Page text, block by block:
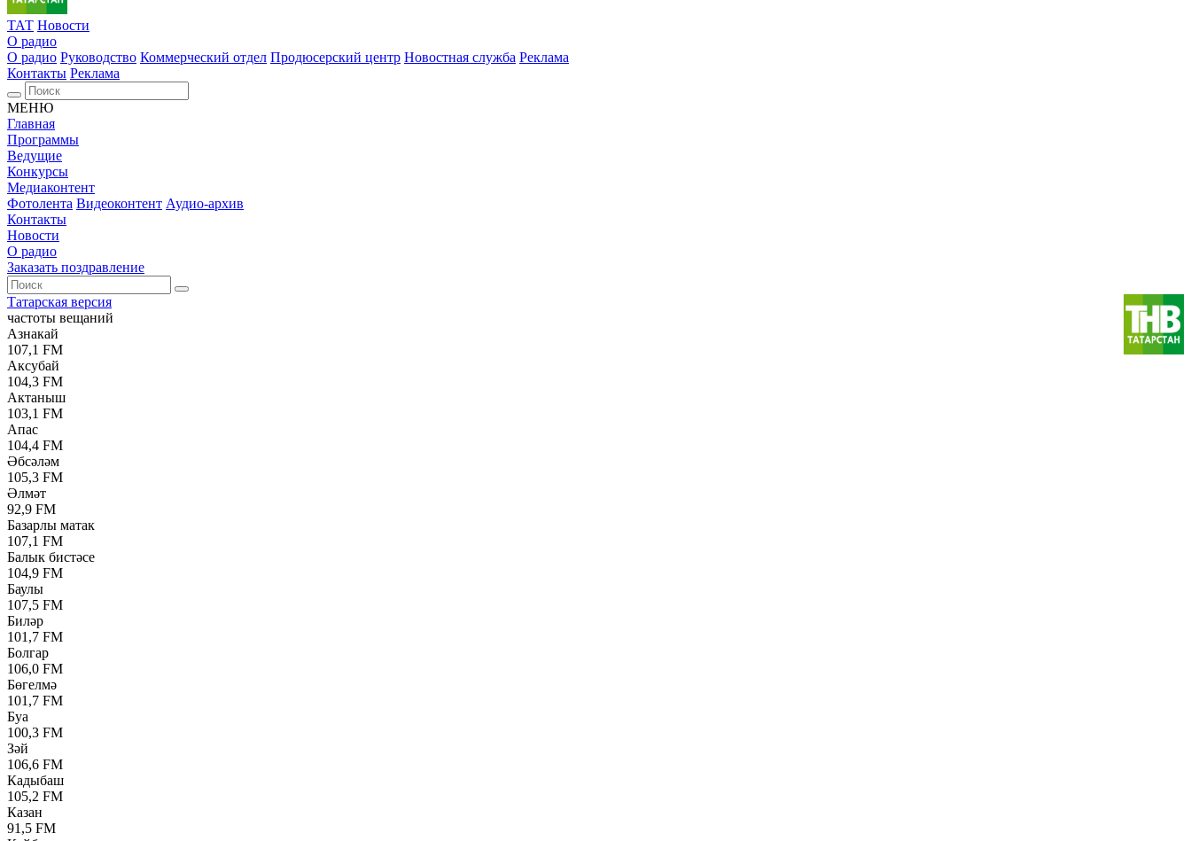
ТАТ Новости
О радио
О радио Руководство Коммерческий отдел Продюсерский центр Новостная служба Реклама
Контакты Реклама
МЕНЮ
Главная
Программы
Ведущие
Конкурсы
Медиаконтент
Фотолента Видеоконтент Аудио-архив
Контакты
Новости
О радио
Заказать поздравление
Татарская версия
частоты вещаний
Азнакай
107,1 FM
Аксубай
104,3 FM
Актаныш
103,1 FM
Апас
104,4 FM
Әбсәләм
105,3 FM
Әлмәт
92,9 FM
Базарлы матак
107,1 FM
Балык бистәсе
104,9 FM
Баулы
107,5 FM
Биләр
101,7 FM
Болгар
106,0 FM
Бөгелмә
101,7 FM
Буа
100,3 FM
Зәй
106,6 FM
Кадыбаш
105,2 FM
Казан
91,5 FM